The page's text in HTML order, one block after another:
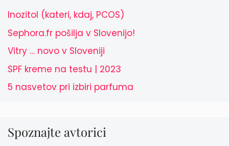
Inozitol (kateri, kdaj, PCOS)
Sephora.fr pošilja v Slovenijo!
Vitry … novo v Sloveniji
SPF kreme na testu | 2023
5 nasvetov pri izbiri parfuma
Spoznajte avtorici